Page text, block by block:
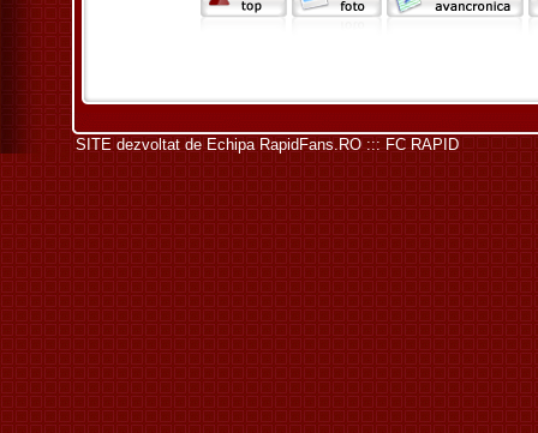
SITE dezvoltat de Echipa RapidFans.RO ::: FC RAPID